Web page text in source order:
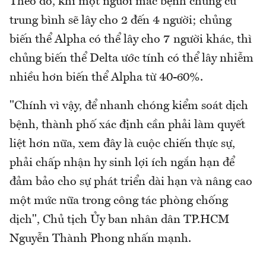
trung bình sẽ lây cho 2 đến 4 người; chủng
biến thể Alpha có thể lây cho 7 người khác, thì
chủng biến thể Delta ước tính có thể lây nhiễm
nhiều hơn biến thể Alpha từ 40-60%.
"Chính vì vậy, để nhanh chóng kiểm soát dịch
bệnh, thành phố xác định cần phải làm quyết
liệt hơn nữa, xem đây là cuộc chiến thực sự,
phải chấp nhận hy sinh lợi ích ngắn hạn để
đảm bảo cho sự phát triển dài hạn và nâng cao
một mức nữa trong công tác phòng chống
dịch", Chủ tịch Ủy ban nhân dân TP.HCM
Nguyễn Thành Phong nhấn mạnh.